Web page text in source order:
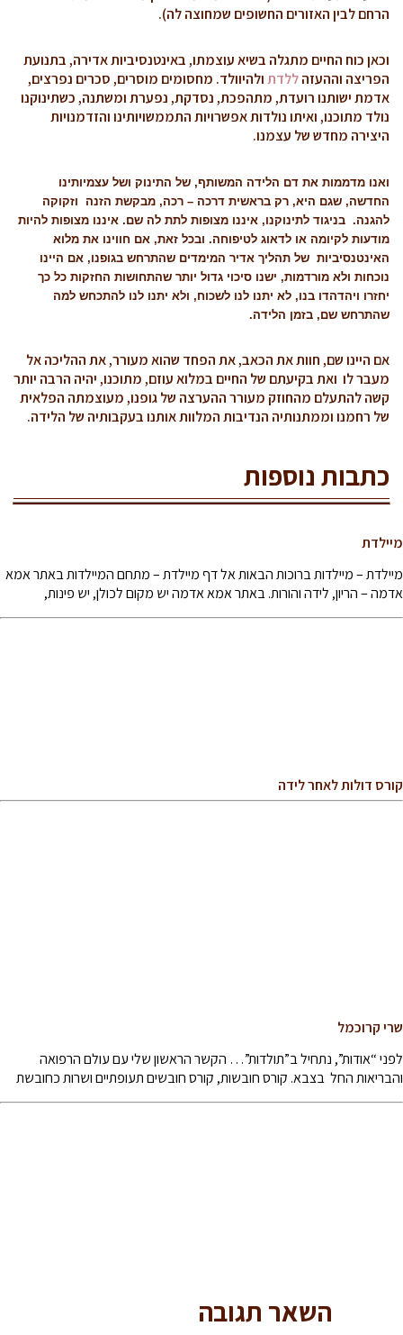
הרחם לבין האזורים החשופים שמחוצה לה).
וכאן כוח החיים מתגלה בשיא עוצמתו, באינטנסיביות אדירה, בתנועת
הפריצה וההעזהללדתולהיוולד. מחסומים מוסרים, סכרים נפרצים,
אדמת ישותנו רועדת, מתהפכת, נסדקת, נפערת ומשתנה, כשתינוקנו
נולד מתוכנו, ואיתו נולדות אפשרויות התממשויותינו והזדמנויות
היצירה מחדש של עצמנו.
ואנו מדממות את דם הלידה המשותף, של התינוק ושל עצמיותינו
החדשה, שגם היא, רק בראשית דרכה – רכה, מבקשת הזנה וזקוקה
להגנה. בניגוד לתינוקנו, איננו מצופות לתת לה שם. איננו מצופות להיות
מודעות לקיומה או לדאוג לטיפוחה. ובכל זאת, אם חווינו את מלוא
האינטנסיביות של תהליך אדיר המימדים שהתרחש בגופנו, אם היינו
נוכחות ולא מורדמות, ישנו סיכוי גדול יותר שהתחושות החזקות כל כך
יחזרו ויהדהדו בנו, לא יתנו לנו לשכוח, ולא יתנו לנו להתכחש למה
שהתרחש שם, בזמן הלידה.
אם היינו שם, חוות את הכאב, את הפחד שהוא מעורר, את ההליכה אל
מעבר לו ואת בקיעתם של החיים במלוא עוזם, מתוכנו, יהיה הרבה יותר
קשה להתעלם מהחוזק מעורר ההערצה של גופנו, מעוצמתה הפלאית
של רחמנו וממתנותיה הנדיבות המלוות אותנו בעקבותיה של הלידה.
כתבות נוספות
מיילדת
מיילדת – מיילדות ברוכות הבאות אל דף מיילדת – מתחם המיילדות באתר אמא
אדמה – הריון, לידה והורות. באתר אמא אדמה יש מקום לכולן, יש פינות,
קורס דולות לאחר לידה
שרי קרוכמל
לפני “אודות”, נתחיל ב”תולדות”… הקשר הראשון שלי עם עולם הרפואה
והבריאות החל בצבא. קורס חובשות, קורס חובשים תעופתיים ושרות כחובשת
השאר תגובה